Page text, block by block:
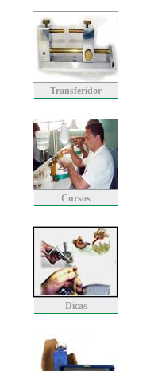
Transferidor
Cursos
Dicas